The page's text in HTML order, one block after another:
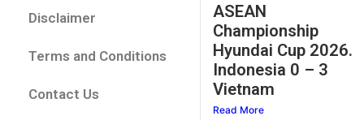
Disclaimer
Terms and Conditions
Contact Us
ASEAN
Championship
Hyundai Cup 2026.
Indonesia 0 – 3
Vietnam
Read More